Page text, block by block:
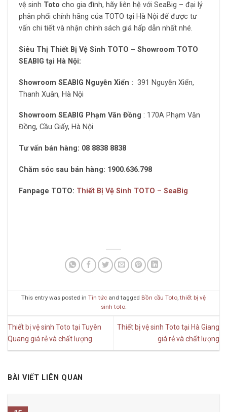
vệ sinh Toto cho gia đình, hãy liên hệ với SeaBig – đại lý
phân phối chính hãng của TOTO tại Hà Nội để được tư
vấn chi tiết và nhận chính sách giá hấp dẫn nhất nhé.
Siêu Thị Thiết Bị Vệ Sinh TOTO – Showroom TOTO
SEABIG tại Hà Nội:
Showroom SEABIG Nguyễn Xiển : 391 Nguyễn Xiển,
Thanh Xuân, Hà Nội
Showroom SEABIG Phạm Văn Đồng : 170A Phạm Văn
Đồng, Cầu Giấy, Hà Nội
Tư vấn bán hàng: 08 8838 8838
Chăm sóc sau bán hàng: 1900.636.798
Fanpage TOTO: Thiết Bị Vệ Sinh TOTO – SeaBig
This entry was posted in Tin tức and tagged Bồn cầu Toto,thiết bị vệ
sinh toto.
Thiết bị vệ sinh Toto tại Tuyên
Quang giá rẻ và chất lượng
Thiết bị vệ sinh Toto tại Hà Giang
giá rẻ và chất lượng
BÀI VIẾT LIÊN QUAN